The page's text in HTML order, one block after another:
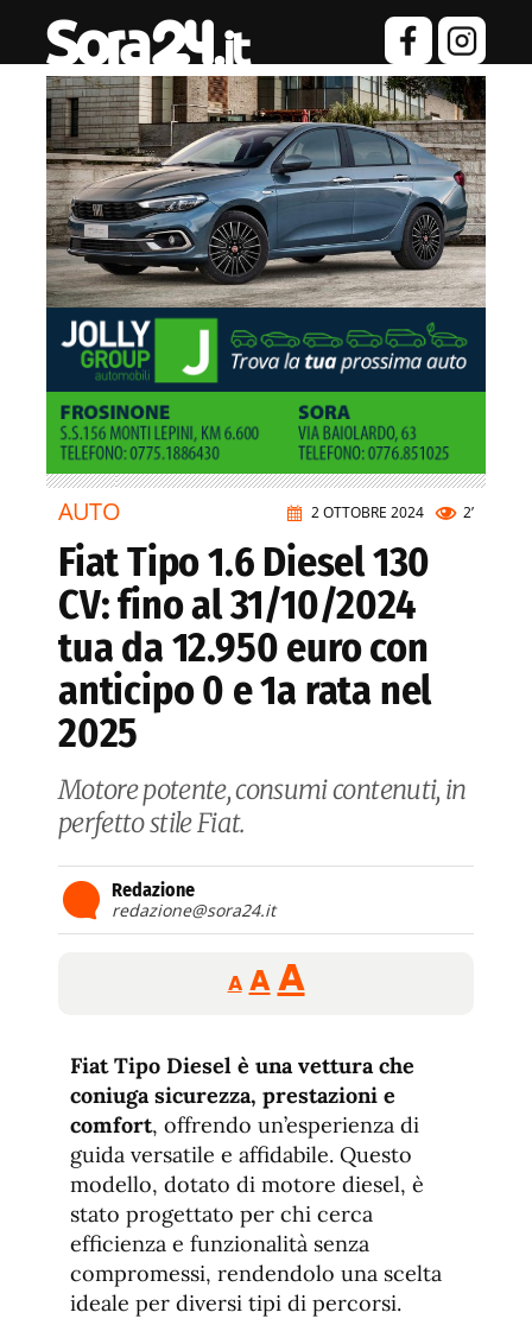
2 OTTOBRE 2024 2’
AUTO
Fiat Tipo 1.6 Diesel 130
CV: fino al 31/10/2024
tua da 12.950 euro con
anticipo 0 e 1a rata nel
2025
Motore potente, consumi contenuti, in
perfetto stile Fiat.
Redazione
redazione@sora24.it
A
Reducir
tamaño
A Restablecer
fuente
AAumentar
de
fuente.
Fiat Tipo Diesel è una vettura che
coniuga sicurezza, prestazioni e
comfort, offrendo un’esperienza di
guida versatile e affidabile. Questo
modello, dotato di motore diesel, è
stato progettato per chi cerca
efficienza e funzionalità senza
compromessi, rendendolo una scelta
ideale per diversi tipi di percorsi.